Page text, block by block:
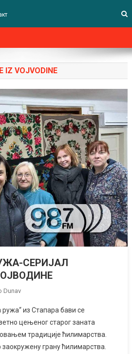
IZ VOJVODINE
СЕРИЈАЛ
Dunav
из Стапара бави се
цењеног старог заната
традиције ћилимарства.
грану ћилимарства.